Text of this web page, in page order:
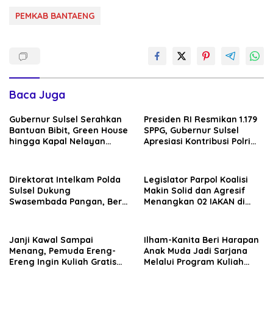
PEMKAB BANTAENG
Baca Juga
Gubernur Sulsel Serahkan
Bantuan Bibit, Green House
hingga Kapal Nelayan
Presiden RI Resmikan 1.179
SPPG, Gubernur Sulsel
Apresiasi Kontribusi Polri
Direktorat Intelkam Polda
Sulsel Dukung
Swasembada Pangan, Beri
Legislator Parpol Koalisi
Makin Solid dan Agresif
Menangkan 02 IAKAN di
Janji Kawal Sampai
Menang, Pemuda Ereng-
Ereng Ingin Kuliah Gratis
Ilham-Kanita Beri Harapan
Anak Muda Jadi Sarjana
Melalui Program Kuliah